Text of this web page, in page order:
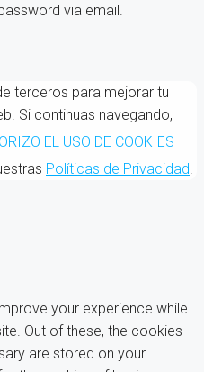
via email.
terceros para mejorar tu
Si continuas navegando,
EL USO DE COOKIES
Políticas de Privacidad.
your experience while
Out of these, the cookies
are stored on your